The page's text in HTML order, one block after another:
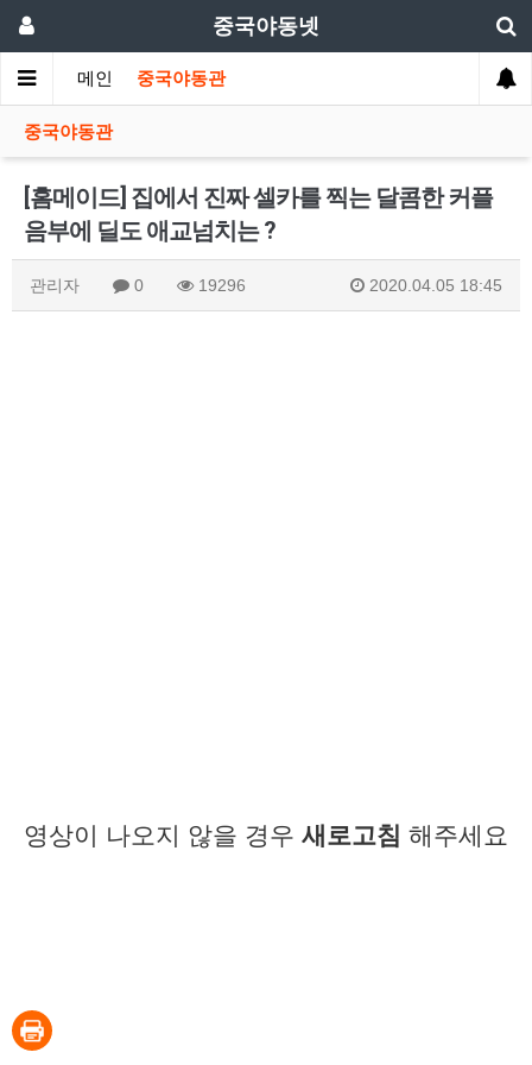
중국야동넷
메인 중국야동관
중국야동관
[홈메이드] 집에서 진짜 셀카를 찍는 달콤한 커플
음부에 딜도 애교넘치는 ?
관리자 0 19296 2020.04.05 18:45
영상이 나오지 않을 경우 새로고침 해주세요